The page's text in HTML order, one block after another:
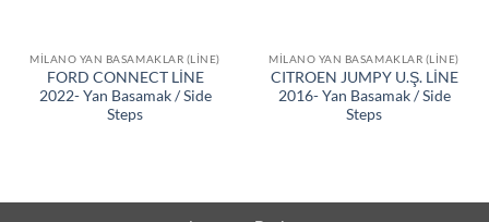
MILANO YAN BASAMAKLAR (LINE)
FORD CONNECT LİNE
2022- Yan Basamak / Side
Steps
MILANO YAN BASAMAKLAR (LINE)
CITROEN JUMPY U.Ş. LİNE
2016- Yan Basamak / Side
Steps